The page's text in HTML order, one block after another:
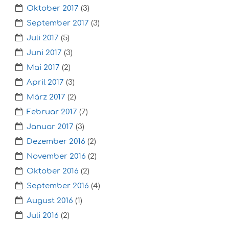
Oktober 2017 (3)
September 2017 (3)
Juli 2017 (5)
Juni 2017 (3)
Mai 2017 (2)
April 2017 (3)
März 2017 (2)
Februar 2017 (7)
Januar 2017 (3)
Dezember 2016 (2)
November 2016 (2)
Oktober 2016 (2)
September 2016 (4)
August 2016 (1)
Juli 2016 (2)